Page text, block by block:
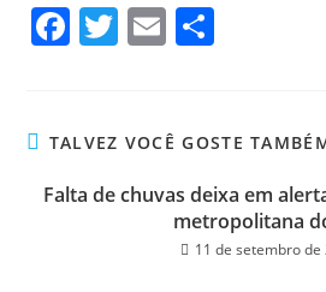
Fa
ok
T
er
E
TALVEZ VOCÊ GOSTE
Falta de chuvas deixa em
metropolitana
11 de setembro de